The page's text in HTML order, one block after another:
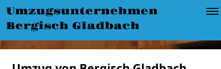
Umzugsunternehmen
Bergisch Gladbach